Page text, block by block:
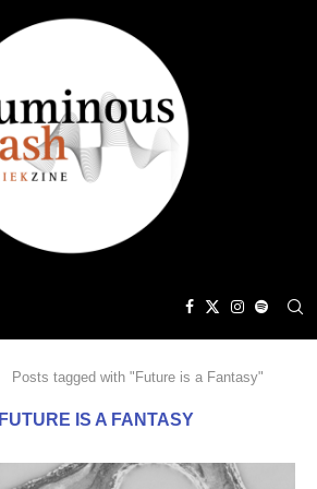
Posts tagged with "Future is a Fantasy"
FUTURE IS A FANTASY